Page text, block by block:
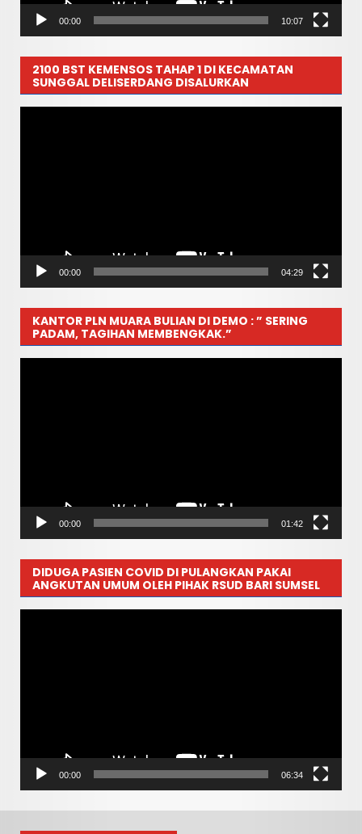
00:00 10:07
2100 BST KEMENSOS TAHAP 1 DI KECAMATAN
SUNGGAL DELISERDANG DISALURKAN
00:00 04:29
KANTOR PLN MUARA BULIAN DI DEMO : ” SERING
PADAM, TAGIHAN MEMBENGKAK.”
00:00 01:42
DIDUGA PASIEN COVID DI PULANGKAN PAKAI
ANGKUTAN UMUM OLEH PIHAK RSUD BARI SUMSEL
00:00 06:34